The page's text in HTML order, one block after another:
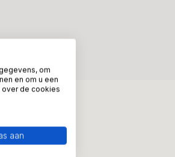
Cadeaus
om
en om u een
de cookies
aan